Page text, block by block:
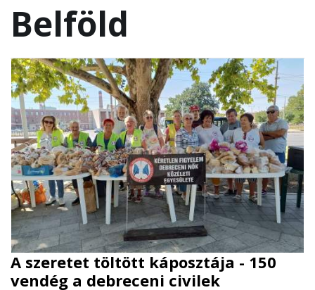
Belföld
A szeretet töltött káposztája - 150
vendég a debreceni civilek